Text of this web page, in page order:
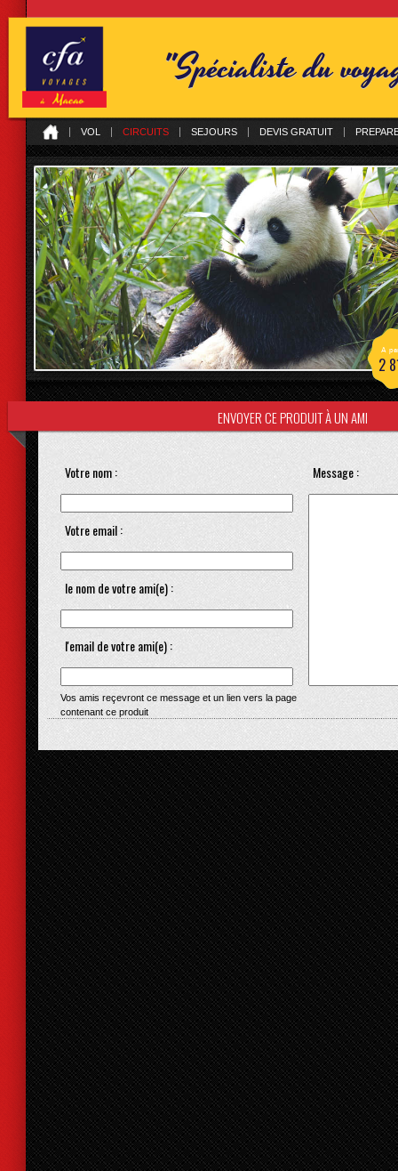
"Spécialiste du
VOL CIRCUITS SEJOURS DEVIS GRATUIT
A
2
ENVOYER CE PRODUIT À UN AMI
Votre nom :
Votre email :
le nom de votre ami(e) :
l'email de votre ami(e) :
Message :
Vos amis reçevront ce message et un lien vers la page
contenant ce produit